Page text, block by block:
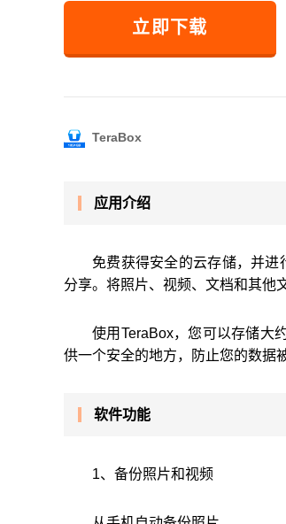
立即下载
TeraBox
应用介绍
免费获得安全的云存储，并进
分享。将照片、视频、文档和其他
使用TeraBox，您可以存储大
供一个安全的地方，防止您的数据
软件功能
1、备份照片和视频